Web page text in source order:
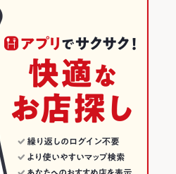
様も座りやすいソファーのお席もござい